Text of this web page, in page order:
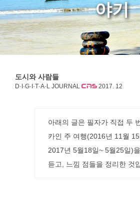
야기
도시와 사람들
D·I·G·I·T·A·L JOURNAL 2017. 12
아래의 글은 필자가 직접 두
카인 주 여행(2016년 11월
2017년 5월18일~ 5월25일)
듣고, 느낌 점들을 정리한 것